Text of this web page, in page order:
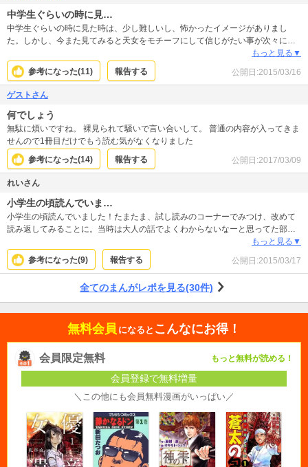
中学生ぐらいの時に見…
中学生ぐらいの時に見た時は、少し難しいし、怖かったイメージがありまし
た。しかし、今また見てみると天女をモチーフにして信じがたい事が次々に起
きる中で、あやとセレナとあきと十夜たちの関係がどんどん変わっていくのが
興味深くどんどん読みたくなる作品でした。
もっと見る▼
参考になった(11) 報告する 公開日:2015/03/16
ゲストさん
何でしょう
無駄に煩いですね。 裸見られて騒いで言い合いして。 普通の内容が入ってきま
せんので1冊目だけでもう読む気がなくなりました
参考になった(14) 報告する 公開日:2017/03/09
れいさん
小学生の頃読んでいま…
小学生の頃読んでいました！たまたま、試し読みのコーナーでみつけ、改めて
読み返してみることに。当時は大人の話でよくわからないなーと思ってた部分
も、改めて読み返してみると理解できるようになりました。主人公の妖を取り
巻く人々が色々な過去を背負いながらも、強く優しく生きていて心を打たれま
す。オススメです！
もっと見る▼
参考になった(9) 報告する 公開日:2015/03/17
全てのまんがレポを見る(30件)
無料会員 になると こんなにお得！
会員限定無料 もっと無料が読める！
会員登録で無料増量
＼この他にも会員無料漫画がいっぱい／